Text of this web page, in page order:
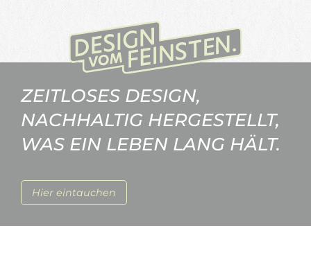
Hier eintauchen
ZEITLOSES DESIGN,
NACHHALTIG HERGESTELLT,
WAS EIN LEBEN LANG HÄLT.